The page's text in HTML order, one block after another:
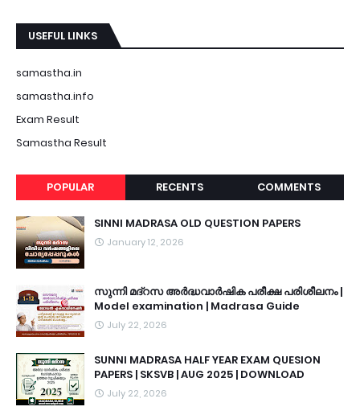
USEFUL LINKS
samastha.in
samastha.info
Exam Result
Samastha Result
POPULAR RECENTS COMMENTS
SINNI MADRASA OLD QUESTION PAPERS
January 12, 2026
സുന്നി മദ്റസ അർദ്ധവാർഷിക പരീക്ഷ പരിശീലനം |
Model examination | Madrasa Guide
July 22, 2026
SUNNI MADRASA HALF YEAR EXAM QUESION
PAPERS | SKSVB | AUG 2025 | DOWNLOAD
July 22, 2026